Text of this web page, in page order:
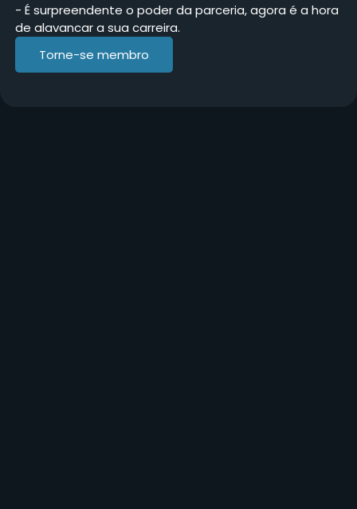
- É surpreendente o poder da parceria, agora é a hora
de alavancar a sua carreira.
Torne-se membro